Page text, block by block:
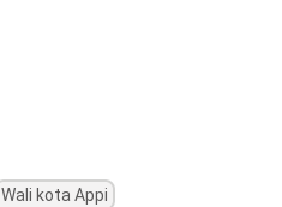
Wali kota Appi